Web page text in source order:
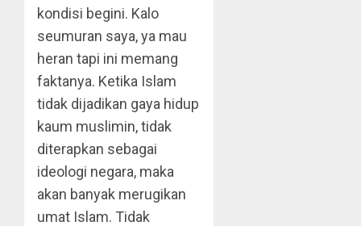
kondisi begini. Kalo
seumuran saya, ya mau
heran tapi ini memang
faktanya. Ketika Islam
tidak dijadikan gaya hidup
kaum muslimin, tidak
diterapkan sebagai
ideologi negara, maka
akan banyak merugikan
umat Islam. Tidak